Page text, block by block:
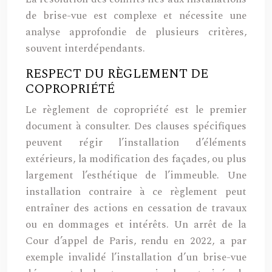
de brise-vue est complexe et nécessite une
analyse approfondie de plusieurs critères,
souvent interdépendants.
RESPECT DU RÈGLEMENT DE
COPROPRIÉTÉ
Le règlement de copropriété est le premier
document à consulter. Des clauses spécifiques
peuvent régir l’installation d’éléments
extérieurs, la modification des façades, ou plus
largement l’esthétique de l’immeuble. Une
installation contraire à ce règlement peut
entraîner des actions en cessation de travaux
ou en dommages et intérêts. Un arrêt de la
Cour d’appel de Paris, rendu en 2022, a par
exemple invalidé l’installation d’un brise-vue